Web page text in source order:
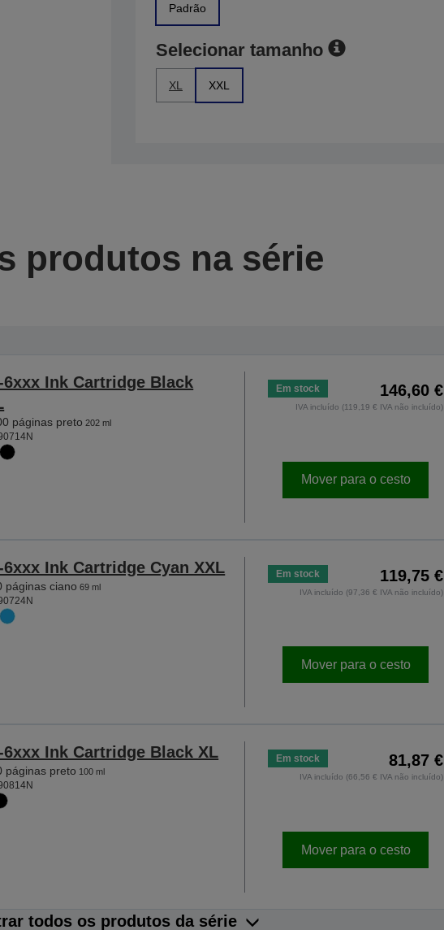
Padrão
Selecionar tamanho
XL XXL
produtos na série
6xxx Ink Cartridge Black
páginas preto 202 ml
Em stock 146,60 €
IVA incluído (119,19 € IVA não incluído)
Mover para o cesto
6xxx Ink Cartridge Cyan XXL
páginas ciano 69 ml
Em stock 119,75 €
IVA incluído (97,36 € IVA não incluído)
Mover para o cesto
6xxx Ink Cartridge Black XL
páginas preto 100 ml
Em stock 81,87 €
IVA incluído (66,56 € IVA não incluído)
Mover para o cesto
todos os produtos da série